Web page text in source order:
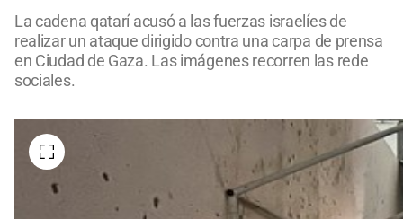
La cadena qatarí acusó a las fuerzas israelíes de
realizar un ataque dirigido contra una carpa de prensa
en Ciudad de Gaza. Las imágenes recorren las rede
sociales.